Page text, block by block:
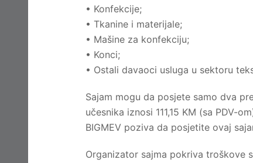
• Konfekcije;
• Tkanine i materijale;
• Mašine za konfekciju;
• Konci;
• Ostali davaoci usluga u sektoru
Sajam mogu da posjete samo dva
učesnika iznosi 111,15 KM (sa PDV-
BIGMEV poziva da posjetite ovaj
Organizator sajma pokriva troškove